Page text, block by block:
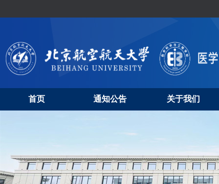
首页 通知公告 关于我们